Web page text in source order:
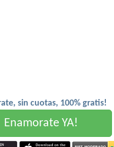
sin cuotas, 100% gratis!
Enamorate YA!